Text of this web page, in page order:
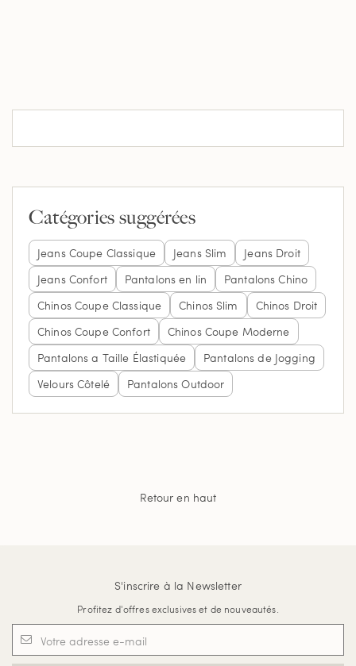
Catégories suggérées
Jeans Coupe Classique Jeans Slim
Jeans Droit
Jeans Confort
Pantalons en lin
Pantalons Chino
Chinos Coupe Classique
Chinos Slim
Chinos Droit
Chinos Coupe Confort
Chinos Coupe Moderne
Pantalons a Taille Élastiquée
Pantalons de Jogging
Velours Côtelé
Pantalons Outdoor
Retour en haut
S'inscrire à la Newsletter
Profitez d'offres exclusives et de nouveautés.